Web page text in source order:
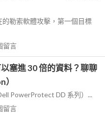
勒索軟體攻擊，第一個目標
留言
塞進 30 倍的資料？聊聊
PowerProtect DD 系列）...
留言